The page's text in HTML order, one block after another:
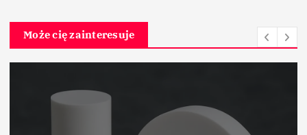
Może cię zainteresuje